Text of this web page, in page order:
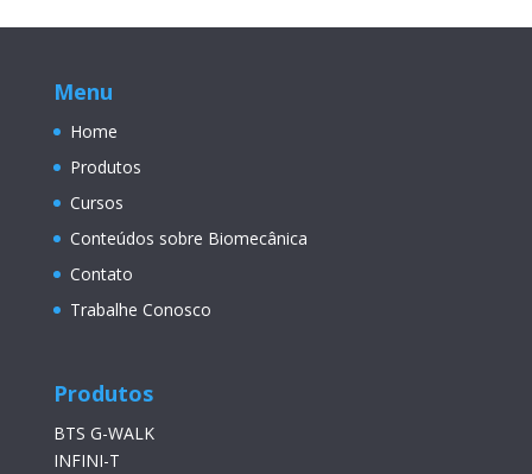
Menu
Home
Produtos
Cursos
Conteúdos sobre Biomecânica
Contato
Trabalhe Conosco
Produtos
BTS G-WALK
INFINI-T